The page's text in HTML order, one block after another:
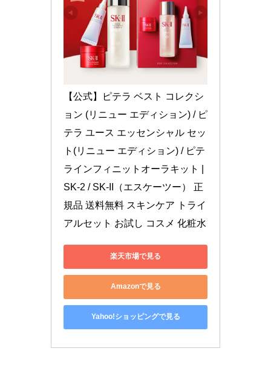
【公式】ピテラ ベスト コレクシ
ョン (リニュー エディション) / ピ
テラ ユース エッセンシャル セッ
ト(リニュー エディション) / ピテ
ラインフィニットオーラキット |
SK-2 / SK-II（エスケーツー） 正
規品 送料無料 スキンケア トライ
アルセット お試し コスメ 化粧水
楽天市場で見る
Amazonで見る
Yahoo!ショッピングで見る